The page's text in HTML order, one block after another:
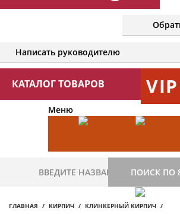
Написать руководителю
КАТАЛОГ ТОВАРОВ VIP
Меню
ПОИСК ПО
ГЛАВНАЯ КИРПИЧ КЛИНКЕРНЫЙ КИРПИЧ